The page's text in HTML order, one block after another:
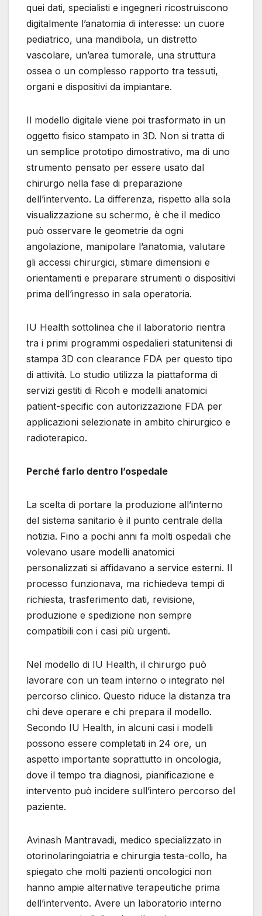
quei dati, specialisti e ingegneri ricostruiscono
digitalmente l’anatomia di interesse: un cuore
pediatrico, una mandibola, un distretto
vascolare, un’area tumorale, una struttura
ossea o un complesso rapporto tra tessuti,
organi e dispositivi da impiantare.
Il modello digitale viene poi trasformato in un
oggetto fisico stampato in 3D. Non si tratta di
un semplice prototipo dimostrativo, ma di uno
strumento pensato per essere usato dal
chirurgo nella fase di preparazione
dell’intervento. La differenza, rispetto alla sola
visualizzazione su schermo, è che il medico
può osservare le geometrie da ogni
angolazione, manipolare l’anatomia, valutare
gli accessi chirurgici, stimare dimensioni e
orientamenti e preparare strumenti o dispositivi
prima dell’ingresso in sala operatoria.
IU Health sottolinea che il laboratorio rientra
tra i primi programmi ospedalieri statunitensi di
stampa 3D con clearance FDA per questo tipo
di attività. Lo studio utilizza la piattaforma di
servizi gestiti di Ricoh e modelli anatomici
patient-specific con autorizzazione FDA per
applicazioni selezionate in ambito chirurgico e
radioterapico.
Perché farlo dentro l’ospedale
La scelta di portare la produzione all’interno
del sistema sanitario è il punto centrale della
notizia. Fino a pochi anni fa molti ospedali che
volevano usare modelli anatomici
personalizzati si affidavano a service esterni. Il
processo funzionava, ma richiedeva tempi di
richiesta, trasferimento dati, revisione,
produzione e spedizione non sempre
compatibili con i casi più urgenti.
Nel modello di IU Health, il chirurgo può
lavorare con un team interno o integrato nel
percorso clinico. Questo riduce la distanza tra
chi deve operare e chi prepara il modello.
Secondo IU Health, in alcuni casi i modelli
possono essere completati in 24 ore, un
aspetto importante soprattutto in oncologia,
dove il tempo tra diagnosi, pianificazione e
intervento può incidere sull’intero percorso del
paziente.
Avinash Mantravadi, medico specializzato in
otorinolaringoiatria e chirurgia testa-collo, ha
spiegato che molti pazienti oncologici non
hanno ampie alternative terapeutiche prima
dell’intervento. Avere un laboratorio interno